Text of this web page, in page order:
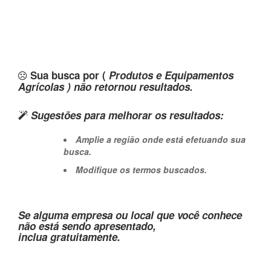
Sua busca por ( Produtos e Equipamentos
Agrícolas ) não retornou resultados.
Sugestões para melhorar os resultados:
Amplie a região onde está efetuando sua
busca.
Modifique os termos buscados.
Se alguma empresa ou local que você conhece
não está sendo apresentado,
inclua gratuitamente.